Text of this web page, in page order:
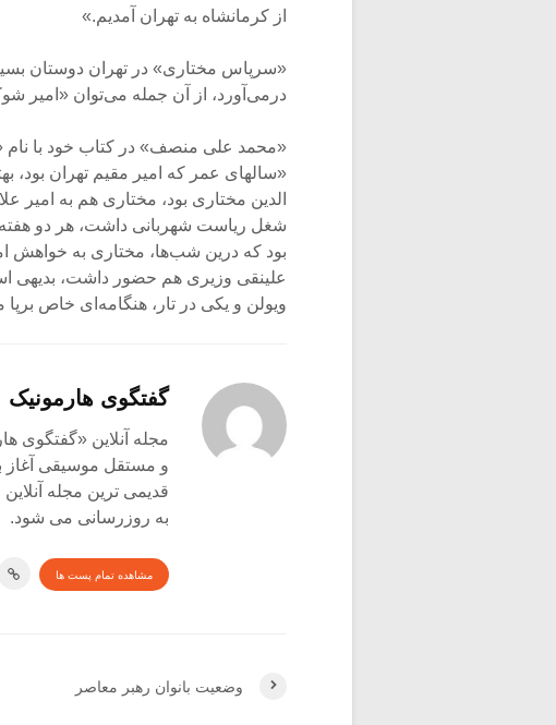
از کرمانشاه به تهران آمدیم.»
«سرپاس مختاری» در تهران دوستان
درمی‌آورد، از آن جمله می‌توان «امیر
«محمد علی منصف» در کتاب خود با نام
«سالهای عمر که امیر مقیم تهران
الدین مختاری بود، مختاری هم به امیر
شغل ریاست شهربانی داشت، هر دو
بود که درین شب‌ها، مختاری به خواهش
علینقی وزیری هم حضور داشت، بدیهی
ویولن و یکی در تار، هنگامه‌ای خاص
گفتگوی هارمونیک
و مستقل موسیقی آغاز
قدیمی ترین مجله
به روزرسانی می شود.
مشاهده تمام پست ها
وضعیت بانوان رهبر معاصر